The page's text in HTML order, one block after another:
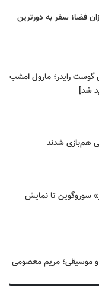
فضا؛ سفر به دورترین
رایدر؛ مارول امشب
شد]
هم‌بازی شدند
سوروگوین تا نمایش